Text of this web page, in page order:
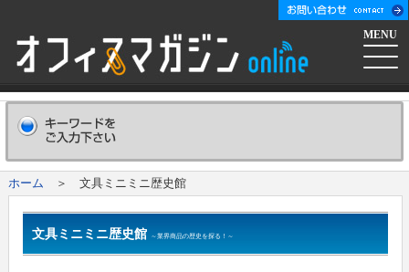
MENU
ホーム
会社概要Company
広告掲載についてAdvertising
新聞購読申し込みSubscribe
ホーム ＞ 文具ミニミニ歴史館
文具ミニミニ歴史館 ～業界商品の歴史を探る！～